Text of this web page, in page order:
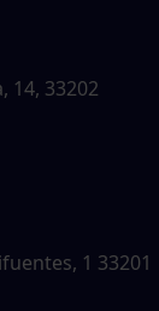
14, 33202
1 33201